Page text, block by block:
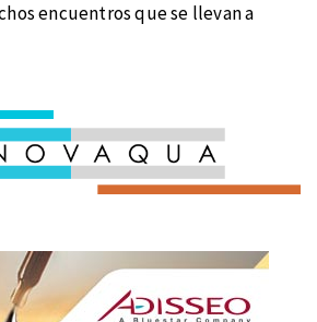
encuentros que se llevan a